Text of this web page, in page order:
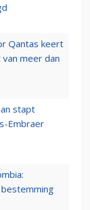
Qantas keert
meer dan
stapt
Embraer